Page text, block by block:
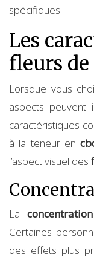
spécifiques.
Les
fleurs de
Lorsque vous
aspects peuvent
caractéristiques
à la teneur en
l’aspect visuel des
La
Certaines
des effets plus